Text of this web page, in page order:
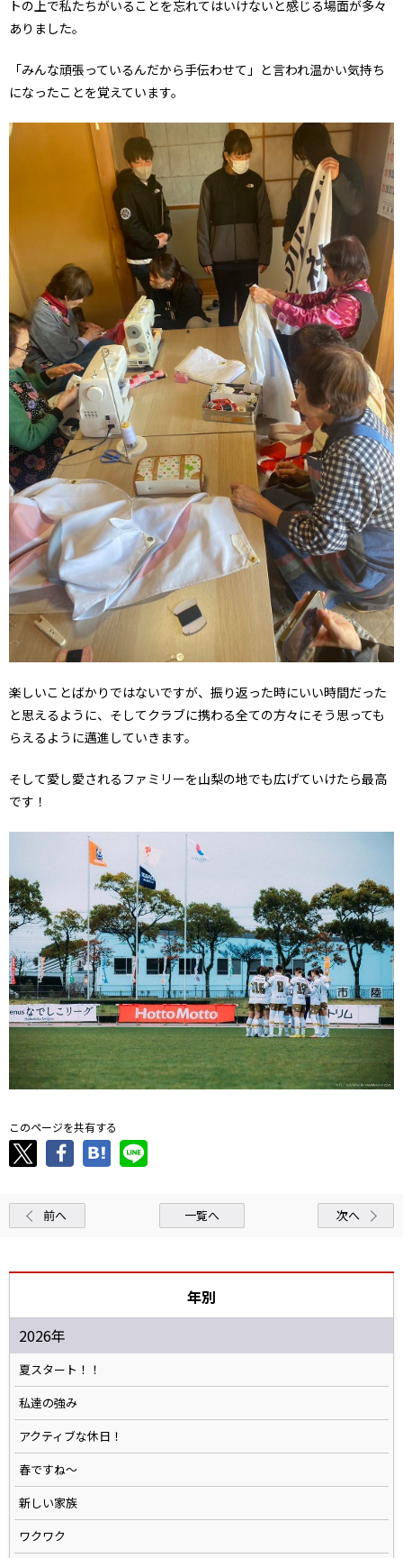
トの上で私たちがいることを忘れてはいけないと感じる場面が多々
ありました。
「みんな頑張っているんだから手伝わせて」と言われ温かい気持ち
になったことを覚えています。
楽しいことばかりではないですが、振り返った時にいい時間だった
と思えるように、そしてクラブに携わる全ての方々にそう思っても
らえるように邁進していきます。
そして愛し愛されるファミリーを山梨の地でも広げていけたら最高
です！
このページを共有する
前へ 一覧へ 次へ
年別
2026年
夏スタート！！
私達の強み
アクティブな休日！
春ですね〜
新しい家族
ワクワク